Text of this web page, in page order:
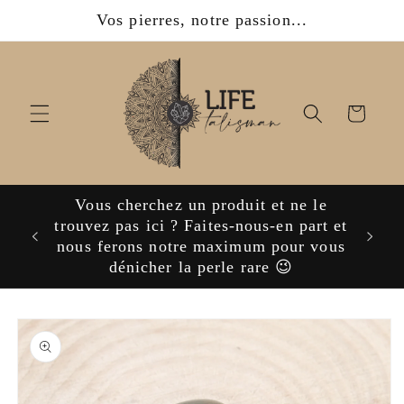
au
Vos pierres, notre passion...
Panier
Vous cherchez un produit et ne le
trouvez pas ici ? Faites-nous-en part et
nous ferons notre maximum pour vous
dénicher la perle rare 😉
Passer aux
informations
produits